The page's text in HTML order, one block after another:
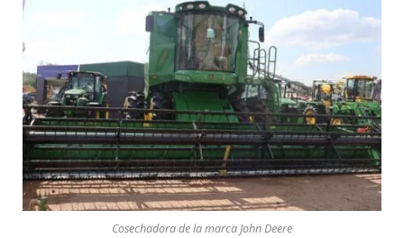
Cosechadora de la marca John Deere